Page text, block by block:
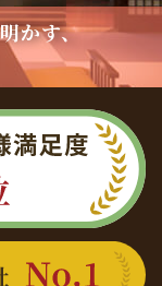
かす、